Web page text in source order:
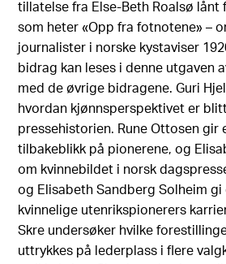
tillatelse fra Else-Beth Roalsø lånt
som heter «Opp fra fotnotene» –
journalister i norske kystaviser
bidrag kan leses i denne utgaven
med de øvrige bidragene. Guri
hvordan kjønnsperspektivet er
pressehistorien. Rune Ottosen gir
tilbakeblikk på pionerene, og
om kvinnebildet i norsk
og Elisabeth Sandberg Solheim
kvinnelige utenrikspionerers
Skre undersøker hvilke
uttrykkes på lederplass i flere